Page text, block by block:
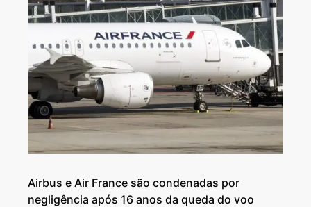
Airbus e Air France são condenadas por
negligência após 16 anos da queda do voo